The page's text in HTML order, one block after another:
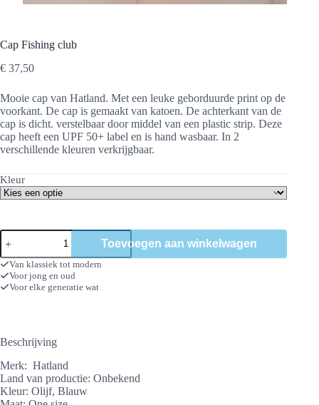
Cap Fishing club
€ 37,50
Mooie cap van Hatland. Met een leuke geborduurde print op de
voorkant. De cap is gemaakt van katoen. De achterkant van de
cap is dicht. verstelbaar door middel van een plastic strip. Deze
cap heeft een UPF 50+ label en is hand wasbaar. In 2
verschillende kleuren verkrijgbaar.
Kleur
Cap
Fishing
club
aantal
Toevoegen aan winkelwagen
Van klassiek tot modern
Voor jong en oud
Voor elke generatie wat
Beschrijving
Merk: Hatland
Land van productie: Onbekend
Kleur: Olijf, Blauw